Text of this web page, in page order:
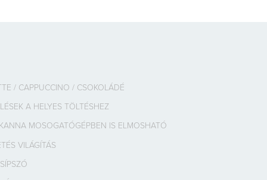
/ CAPPUCCINO / CSOKOLÁDÉ
A HELYES TÖLTÉSHEZ
MOSOGATÓGÉPBEN IS ELMOSHATÓ
VILÁGÍTÁS